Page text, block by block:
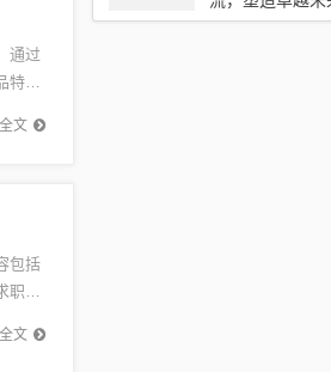
通过
特
了
文
包括
职途
文
好未来